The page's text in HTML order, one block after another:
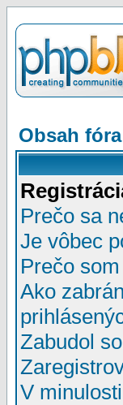
Obsah
Prečo sa
Je vôbec
Prečo
Ako
Zabudol
V